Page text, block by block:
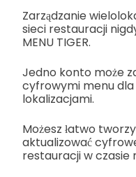
Zarządzanie
sieci restauracji
MENU TIGER.
Jedno konto może
cyfrowymi menu
lokalizacjami.
Możesz łatwo
aktualizować
restauracji w czasie